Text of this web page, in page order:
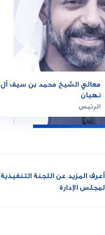
معالي الشيخ محمد بن سيف آل
نهيان
الرئيس
أعرف المزيد عن اللجنة التنفيذية
لمجلس الإدارة